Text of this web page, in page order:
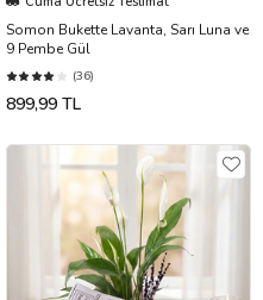
Somon Bukette Lavanta, Sarı Luna ve
9 Pembe Gül
(36)
899,99 TL